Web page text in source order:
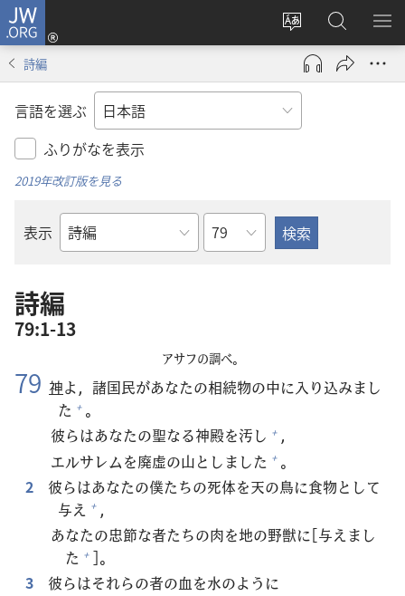
JW.ORG
サ
イ
ト
の
言
え
る
ロ
グ
ン
し
で
開
JW.ORG
の
検
メ
を
詩編
言語を選ぶ
ふりがなを表示
2019年改訂版を見る
表示
聖
の
書
名
章
詩編
79:1-13
アサフの調べ。
79 神よ， 諸国民があなたの相続物の中に入り込みまし
た + 。
彼らはあなたの聖なる神殿を汚し + ，
エルサレムを廃虚の山としました + 。
2
彼らはあなたの僕たちの死体を天の鳥に食物として
与え + ，
あなたの忠節な者たちの肉を地の野獣に[与えまし
た + ]。
3
彼らはそれらの者の血を水のように